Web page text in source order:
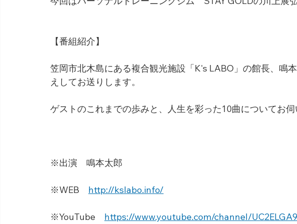
【番組紹介】
笠岡市北木島にある複合観光施設「K's LABO」の館長、鳴
えしてお送りします。
ゲストのこれまでの歩みと、人生を彩った10曲についてお伺
※出演　鳴本太郎
※WEB http://kslabo.info/
※YouTube https://www.youtube.com/channel/